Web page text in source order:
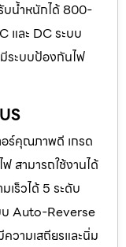
บน้ำหนักได้ 800-
และ DC ระบบ
ระบบป้องกันไฟ
อร์คุณภาพดี เกรด
สามารถใช้งานได้
ร็วได้ 5 ระดับ
บ Auto-Reverse
วามเสถียรและนิ่ม